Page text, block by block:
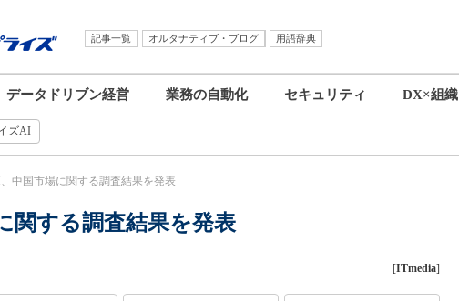
記事一覧 オルタナティブ・ブログ
用語辞典
データドリブン経営 業務の自動化 セキュリティ DX×組織
ズAI
、中国市場に関する調査結果を発表
関する調査結果を発表
[ITmedia]